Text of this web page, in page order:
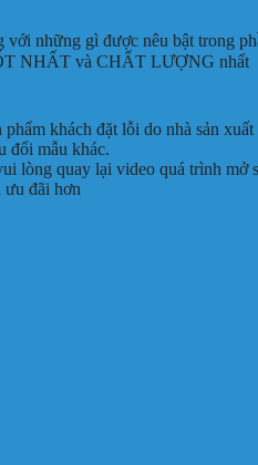
những gì được nêu bật trong
NHẤT và CHẤT LƯỢNG nhất
khách đặt lỗi do nhà sản xuất
đổi mẫu khác.
lòng quay lại video quá trình
ưu đãi hơn